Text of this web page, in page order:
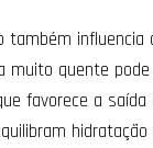
também influencia
muito quente
favorece a